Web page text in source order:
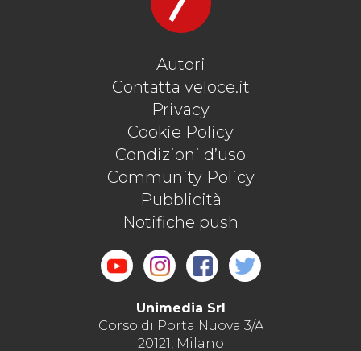
Autori
Contatta veloce.it
Privacy
Cookie Policy
Condizioni d’uso
Community Policy
Pubblicità
Notifiche push
Unimedia Srl
Corso di Porta Nuova 3/A
20121, Milano